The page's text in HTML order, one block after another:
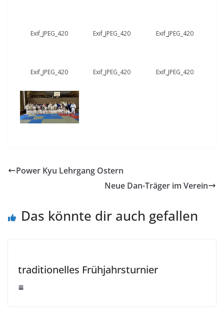
Exif_JPEG_420 Exif_JPEG_420 Exif_JPEG_420
Exif_JPEG_420 Exif_JPEG_420 Exif_JPEG_420
Power Kyu Lehrgang Ostern
Neue Dan-Träger im Verein
Das könnte dir auch gefallen
traditionelles Frühjahrsturnier